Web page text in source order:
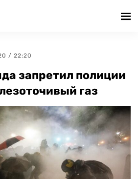
/ 22:20
запретил полиции
газ